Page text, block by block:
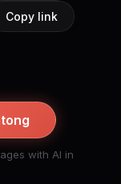
Copy link
with AI in